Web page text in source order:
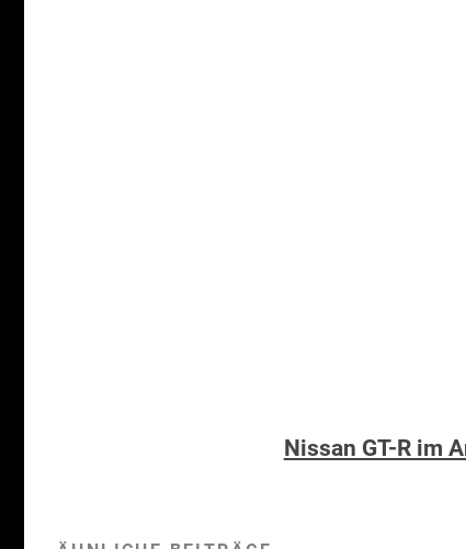
Nissan GT-R im